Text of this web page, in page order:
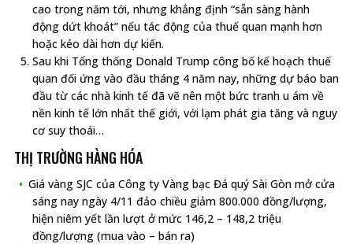
cao trong năm tới, nhưng khẳng định “sẵn sàng hành
động dứt khoát” nếu tác động của thuế quan mạnh hơn
hoặc kéo dài hơn dự kiến.
Sau khi Tổng thống Donald Trump công bố kế hoạch thuế
quan đối ứng vào đầu tháng 4 năm nay, những dự báo ban
đầu từ các nhà kinh tế đã vẽ nên một bức tranh u ám về
nền kinh tế lớn nhất thế giới, với lạm phát gia tăng và nguy
cơ suy thoái…
THỊ TRƯỜNG HÀNG HÓA
Giá vàng SJC của Công ty Vàng bạc Đá quý Sài Gòn mở cửa
sáng nay ngày 4/11 đảo chiều giảm 800.000 đồng/lượng,
hiện niêm yết lần lượt ở mức 146,2 – 148,2 triệu
đồng/lượng (mua vào – bán ra)